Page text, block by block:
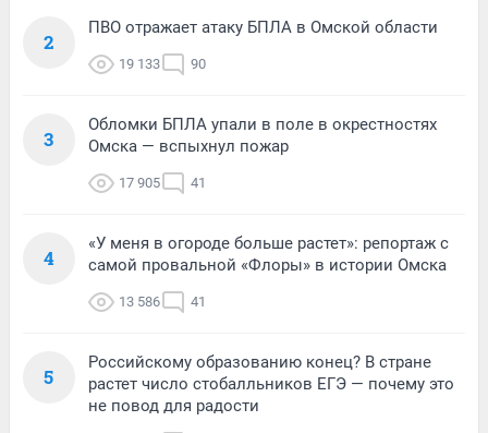
2
ПВО отражает атаку БПЛА в Омской области
19 133 90
3
Обломки БПЛА упали в поле в окрестностях
Омска — вспыхнул пожар
17 905 41
4
«У меня в огороде больше растет»: репортаж с
самой провальной «Флоры» в истории Омска
13 586 41
5
Российскому образованию конец? В стране
растет число стобалльников ЕГЭ — почему это
не повод для радости